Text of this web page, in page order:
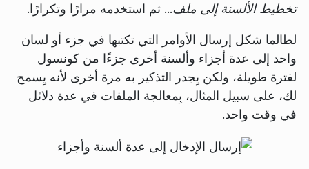
تخطيط الألسنة إلى ملف... ثم استخدمه مرارًا وتكرارًا.
لطالما شكل إرسال الأوامر التي تكتبها في جزء أو لسان
واحد إلى عدة أجزاء وألسنة أخرى جزءًا من كونسول
لفترة طويلة، ولكن يِجدر التذكير به مرة أخرى لأنه يِسمح
لك، على سبيل المثال، بِمعالجة الملفات في عدة دلائل
في وقت واحد.